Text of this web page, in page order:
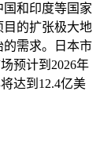
和印度等国家
目的扩张极大地
需求。日本市
预计到2026年
达到12.4亿美